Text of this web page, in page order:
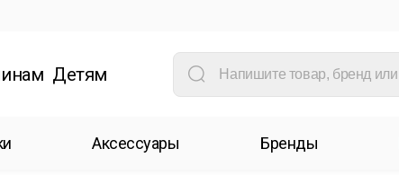
Детям
Аксессуары Бренды